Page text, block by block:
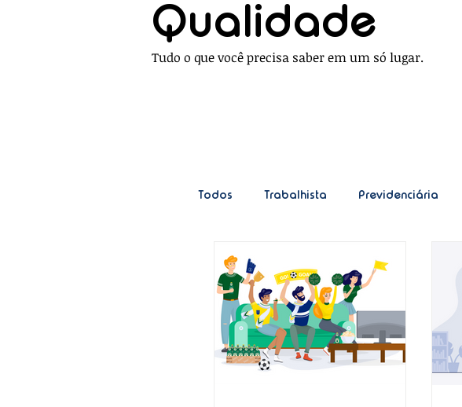
Qualidade
Tudo o que você precisa saber em um só lugar.
Todos Trabalhista Previdenciária
Finanças
Inteligência Artificial